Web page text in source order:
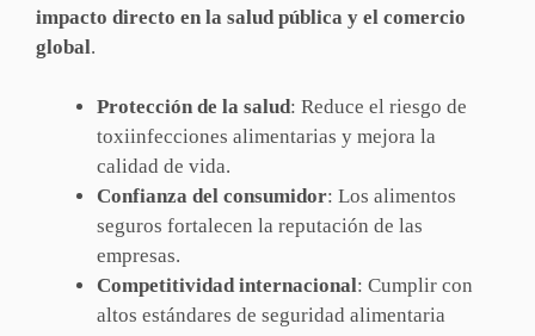
impacto directo en la salud pública y el comercio
global.
Protección de la salud: Reduce el riesgo de
toxiinfecciones alimentarias y mejora la
calidad de vida.
Confianza del consumidor: Los alimentos
seguros fortalecen la reputación de las
empresas.
Competitividad internacional: Cumplir con
altos estándares de seguridad alimentaria